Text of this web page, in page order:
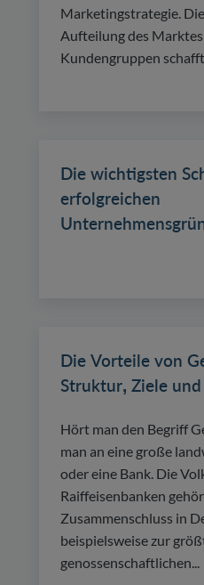
Marketingstrategie.
Aufteilung des
Kundengruppen schafft...
Die wichtigsten
erfolgreichen
Die Vorteile von
Struktur, Ziele
Hört man den Begriff
man an eine große
oder eine Bank. Die
Raiffeisenbanken
Zusammenschluss in
beispielsweise zur
genossenschaftlichen...